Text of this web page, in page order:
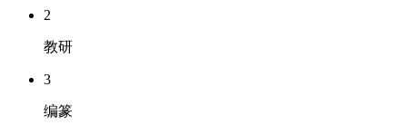
2
教研
3
编篆